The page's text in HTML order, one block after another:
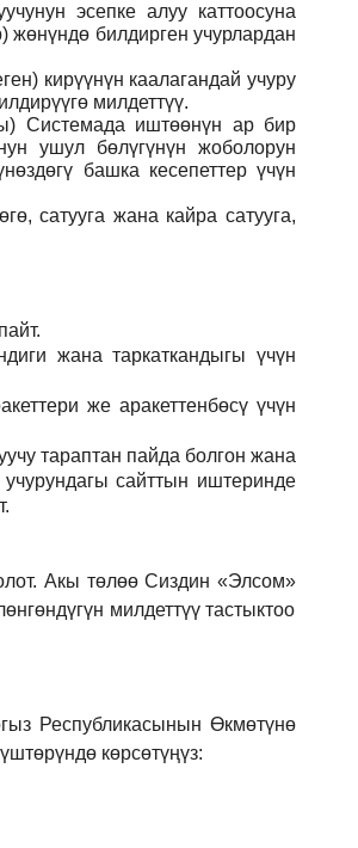
эсепке алуу каттоосуна
жөнүндө билдирген учурлардан
кирүүнүн каалагандай учуру
милдеттүү.
Системада иштөөнүн ар бир
ушул бөлүгүнүн жоболорун
башка кесепеттер үчүн
сатууга жана кайра сатууга,
жана таркаткандыгы үчүн
же аракеттенбөсү үчүн
тараптан пайда болгон жана
сайттын иштеринде
Акы төлөө Сиздин«Элсом»
милдеттүү тастыктоо
Республикасынын Өкмөтүнө
көрсөтүңүз: